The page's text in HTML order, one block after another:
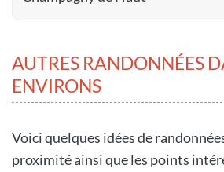
AUTRES RANDONNÉES
ENVIRONS
Voici quelques idées de
proximité ainsi que les points